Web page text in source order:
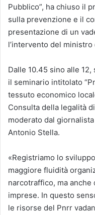
Pubblico”, ha chiuso il
sulla prevenzione e il
presentazione di un
l’intervento del ministro
Dalle 10.45 sino alle
il seminario intitolato
tessuto economico
Consulta della legalità
moderato dal
Antonio Stella.
«Registriamo lo
maggiore fluidità
narcotraffico, ma
imprese. In questo
le risorse del Pnrr